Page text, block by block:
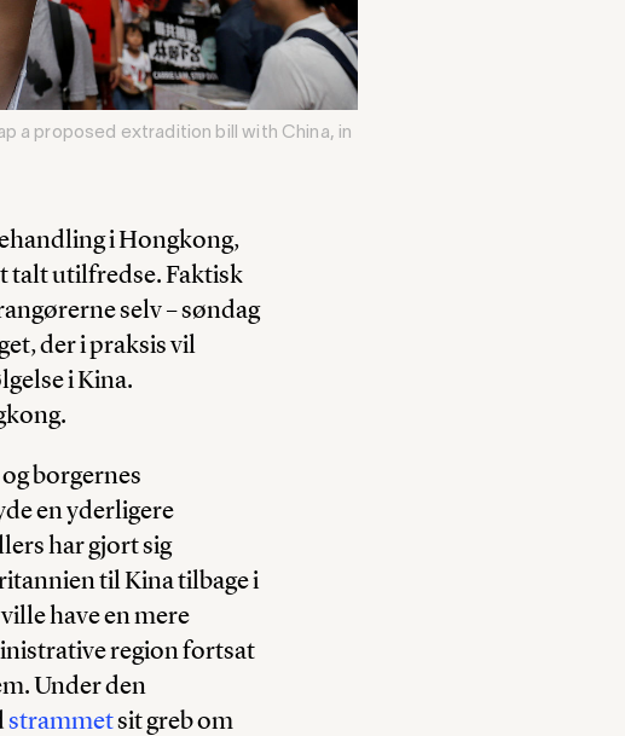
a proposed extradition bill with China, in
i Hongkong,
talt utilfredse. Faktisk
selv – søndag
der i praksis vil
i Kina.
borgernes
en yderligere
har gjort sig
til Kina tilbage i
have en mere
region fortsat
Under den
strammetsit greb om